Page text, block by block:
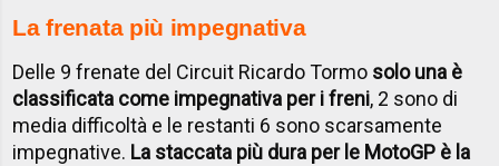
La frenata più impegnativa
Delle 9 frenate del Circuit Ricardo Tormo solo una è
classificata come impegnativa per i freni, 2 sono di
media difficoltà e le restanti 6 sono scarsamente
impegnative. La staccata più dura per le MotoGP è la